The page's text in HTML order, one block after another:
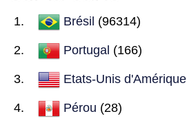
Brésil (96314)
Portugal (166)
Etats-Unis d'Amérique
Pérou (28)